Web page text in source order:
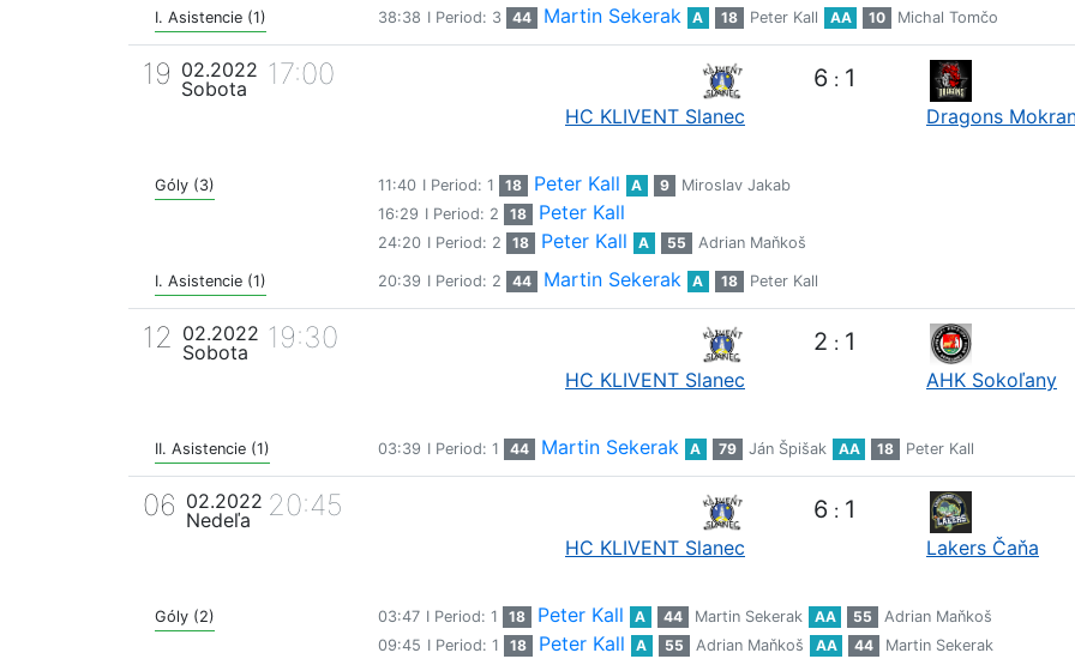
I. Asistencie (1) 38:38 I Period: 3 44 Martin Sekerak A 18 Peter Kall AA 10 Michal Tomčo
19 02.2022
Sobota
17:00
HC KLIVENT Slanec
6 : 1
Dragons
Góly (3) 11:40 I Period: 1 18 Peter Kall A 9
Miroslav Jakab
16:29 I Period: 2 18 Peter Kall
24:20 I Period: 2 18 Peter Kall A 55 Adrian Maňkoš
I. Asistencie (1) 20:39 I Period: 2 44 Martin Sekerak A 18 Peter Kall
12 02.2022
Sobota
19:30
HC KLIVENT Slanec
2 : 1
AHK Sokoľany
II. Asistencie (1) 03:39 I Period: 1 44 Martin Sekerak A 79 Ján Špišak AA 18 Peter Kall
06 02.2022
Nedeľa
20:45
HC KLIVENT Slanec
6 : 1
Lakers Čaňa
Góly (2) 03:47 I Period: 1 18 Peter Kall A 44 Martin Sekerak AA 55
Adrian Maňkoš
09:45 I Period: 1 18 Peter Kall A 55 Adrian Maňkoš AA 44 Martin Sekerak